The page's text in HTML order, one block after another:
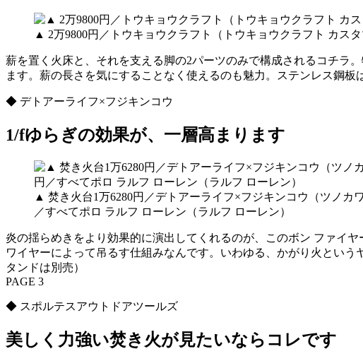
▲ 2万9800円／トウキョウクラフト（トウキョウクラフト カスタ
薪を置く火床と、それを支える脚の2パーツのみで構成されるコチラ
ます。薪の長さを気にすることなく使えるのも魅力。ステンレス鋼
◆ デトアーライフ×フジキンコウ
1/fゆらぎの効果が、一層高まります
▲ 焚き火台1万6280円／デトアーライフ×フジキンコウ（ツノカ
／すべてポロ ラルフ ローレン（ラルフ ローレン）
炎の揺らめきをより効果的に演出してくれるのが、このボン ファイ
ワイヤーによって吊るす仕組みなんです。いわゆる、かがり火とい
タンドは別売）
PAGE 3
◆ スポルテスアウトドアツールズ
美しく力強い焚き火が見たいならコレです